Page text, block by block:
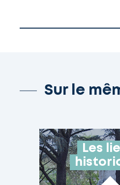
Sur le
Les